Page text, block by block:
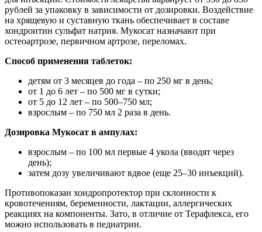
рублей за упаковку в зависимости от дозировки. Воздействие
на хрящевую и суставную ткань обеспечивает в составе
хондроитин сульфат натрия. Мукосат назначают при
остеоартрозе, первичном артрозе, переломах.
Способ применения таблеток:
детям от 3 месяцев до года – по 250 мг в день;
от 1 до 6 лет – по 500 мг в сутки;
от 5 до 12 лет – по 500–750 мл;
взрослым – по 750 мл 2 раза в день.
Дозировка Мукосат в ампулах:
взрослым – по 100 мл первые 4 укола (вводят через
день);
затем дозу увеличивают вдвое (еще 25–30 инъекций).
Противопоказан хондропротектор при склонности к
кровотечениям, беременности, лактации, аллергических
реакциях на компоненты. Зато, в отличие от Терафлекса, его
можно использовать в педиатрии.